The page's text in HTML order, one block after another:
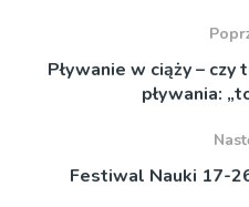
Pływanie w ciąży –
pływania:
Festiwal Nauki 17-